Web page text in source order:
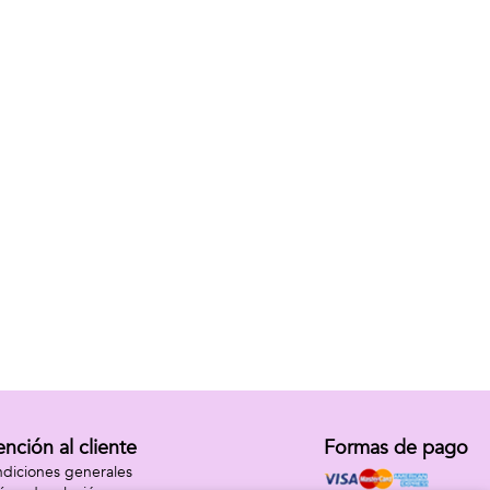
al cliente
generales
Formas de pago